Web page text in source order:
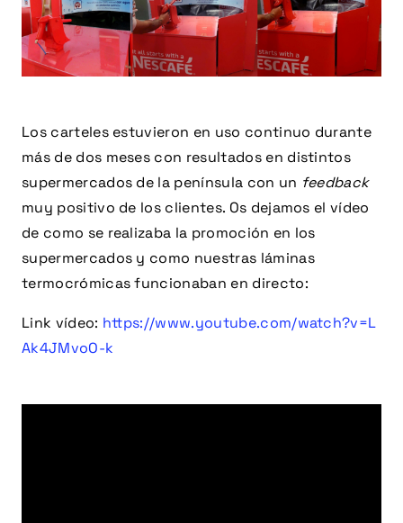
Los carteles estuvieron en uso continuo durante
más de dos meses con resultados en distintos
supermercados de la península con un feedback
muy positivo de los clientes. Os dejamos el vídeo
de como se realizaba la promoción en los
supermercados y como nuestras láminas
termocrómicas funcionaban en directo:
Link vídeo: https://www.youtube.com/watch?v=L
Ak4JMvoO-k